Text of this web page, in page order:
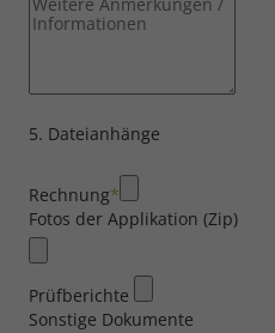
5. Dateianhänge
Rechnung*
Fotos der Applikation (Zip)
Prüfberichte
Sonstige Dokumente
Notwendig